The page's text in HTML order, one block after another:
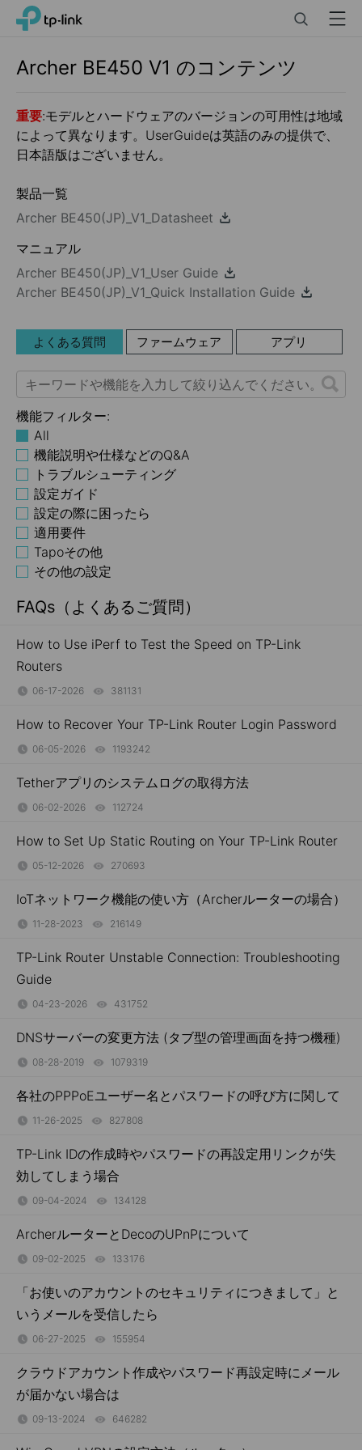
Click
navigation
TP-Link, Reliably Smart Menu
Archer BE450 V1 のコンテンツ
重要:モデルとハードウェアのバージョンの可用性は地域
によって異なります。UserGuideは英語のみの提供で、
日本語版はございません。
製品一覧
Archer BE450(JP)_V1_Datasheet
マニュアル
Archer BE450(JP)_V1_User Guide
Archer BE450(JP)_V1_Quick Installation Guide
よくある質問 ファームウェア アプリ
機能フィルター:
All
機能説明や仕様などのQ&A
トラブルシューティング
設定ガイド
設定の際に困ったら
適用要件
Tapoその他
その他の設定
FAQs（よくあるご質問）
How to Use iPerf to Test the Speed on TP-Link
Routers
06-17-2026 381131
How to Recover Your TP-Link Router Login Password
06-05-2026 1193242
Tetherアプリのシステムログの取得方法
06-02-2026 112724
How to Set Up Static Routing on Your TP-Link Router
05-12-2026 270693
IoTネットワーク機能の使い方（Archerルーターの場合）
11-28-2023 216149
TP-Link Router Unstable Connection: Troubleshooting
Guide
04-23-2026 431752
DNSサーバーの変更方法 (タブ型の管理画面を持つ機種)
08-28-2019 1079319
各社のPPPoEユーザー名とパスワードの呼び方に関して
11-26-2025 827808
TP-Link IDの作成時やパスワードの再設定用リンクが失
効してしまう場合
09-04-2024 134128
ArcherルーターとDecoのUPnPについて
09-02-2025 133176
「お使いのアカウントのセキュリティにつきまして」と
いうメールを受信したら
06-27-2025 155954
クラウドアカウント作成やパスワード再設定時にメール
が届かない場合は
09-13-2024 646282